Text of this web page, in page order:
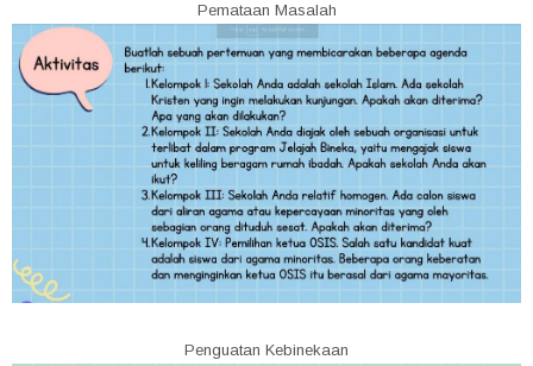
Pemataan Masalah
Penguatan Kebinekaan